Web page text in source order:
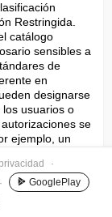
Restringida.
catálogo
sensibles a
de
en
designarse
usuarios o
se
ejemplo, un
de manejo
como
entonces
Esto
·
·
GooglePlay